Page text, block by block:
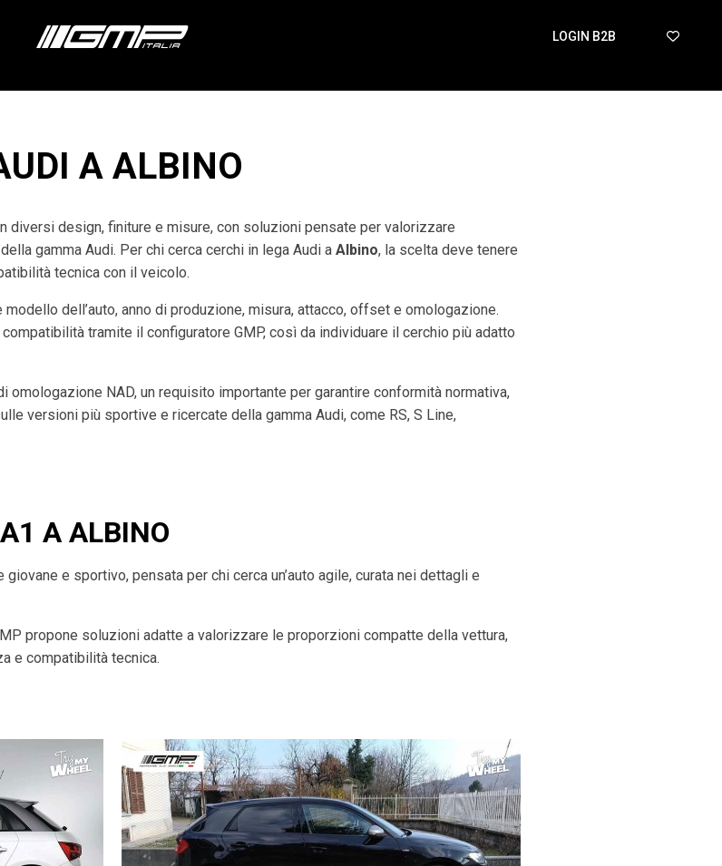
LOGIN B2B
A ALBINO
diversi design, finiture e misure, con soluzioni pensate per valorizzare
gamma Audi. Per chi cerca cerchi in lega Audi a Albino, la scelta deve tenere
tecnica con il veicolo.
dell’auto, anno di produzione, misura, attacco, offset e omologazione.
tramite il configuratore GMP, così da individuare il cerchio più adatto
omologazione NAD, un requisito importante per garantire conformità normativa,
versioni più sportive e ricercate della gamma Audi, come RS, S Line,
A ALBINO
giovane e sportivo, pensata per chi cerca un’auto agile, curata nei dettagli e
propone soluzioni adatte a valorizzare le proporzioni compatte della vettura,
e compatibilità tecnica.